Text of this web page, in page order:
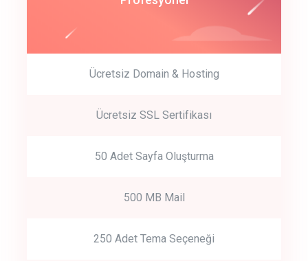
Get Started
Start by trying our service for 30 days free trial no credit card
Ücretsiz Domain & Hosting
Ücretsiz SSL Sertifikası
50 Adet Sayfa Oluşturma
500 MB Mail
250 Adet Tema Seçeneği